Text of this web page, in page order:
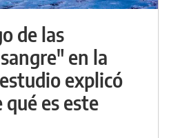
de las
en la
explicó
es este